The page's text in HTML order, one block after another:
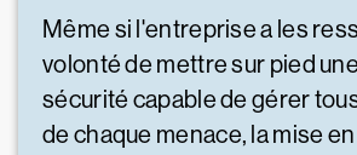
Même si l'entreprise a les
volonté de mettre sur pied
sécurité capable de gérer
de chaque menace, la mise